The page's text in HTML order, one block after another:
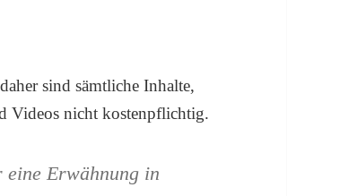
sind sämtliche Inhalte,
Videos nicht kostenpflichtig.
eine Erwähnung in